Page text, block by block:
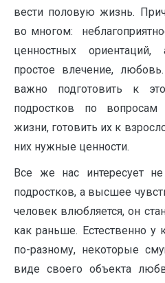
вести половую жизнь.
во многом:
ценностных ориентаций,
простое влечение,
важно подготовить к
подростков по
жизни, готовить их к
них нужные ценности.
Все же нас интересует
подростков, а высшее
человек влюбляется, он
как раньше. Естественно у
по-разному, некоторые
виде своего объекта